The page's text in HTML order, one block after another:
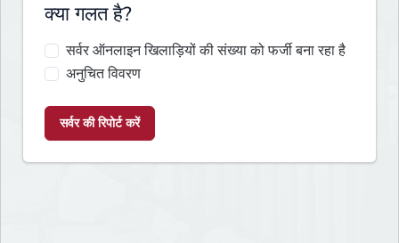
क्या गलत है?
सर्वर ऑनलाइन खिलाड़ियों की संख्या को फर्जी बना रहा है
अनुचित विवरण
सर्वर की रिपोर्ट करें